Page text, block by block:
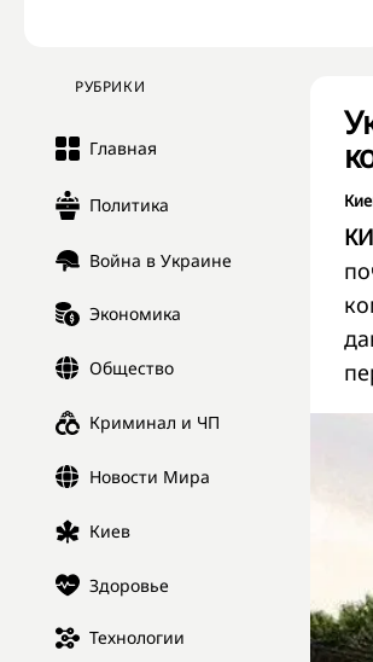
РУБРИКИ
Главная
Политика
Война в Украине
Экономика
Общество
Криминал и ЧП
Новости Мира
Киев
Здоровье
Технологии